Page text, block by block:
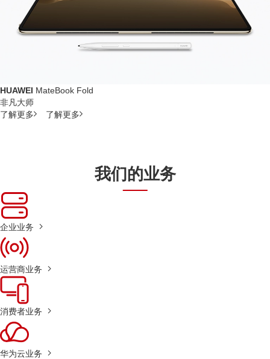
HUAWEI MateBook Fold
非凡大师
了解更多
了解更多
我们的业务
企业业务
运营商业务
消费者业务
华为云业务